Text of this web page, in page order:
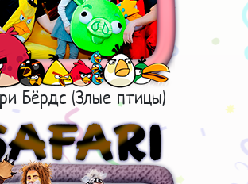
Бёрдс (Злые птицы)